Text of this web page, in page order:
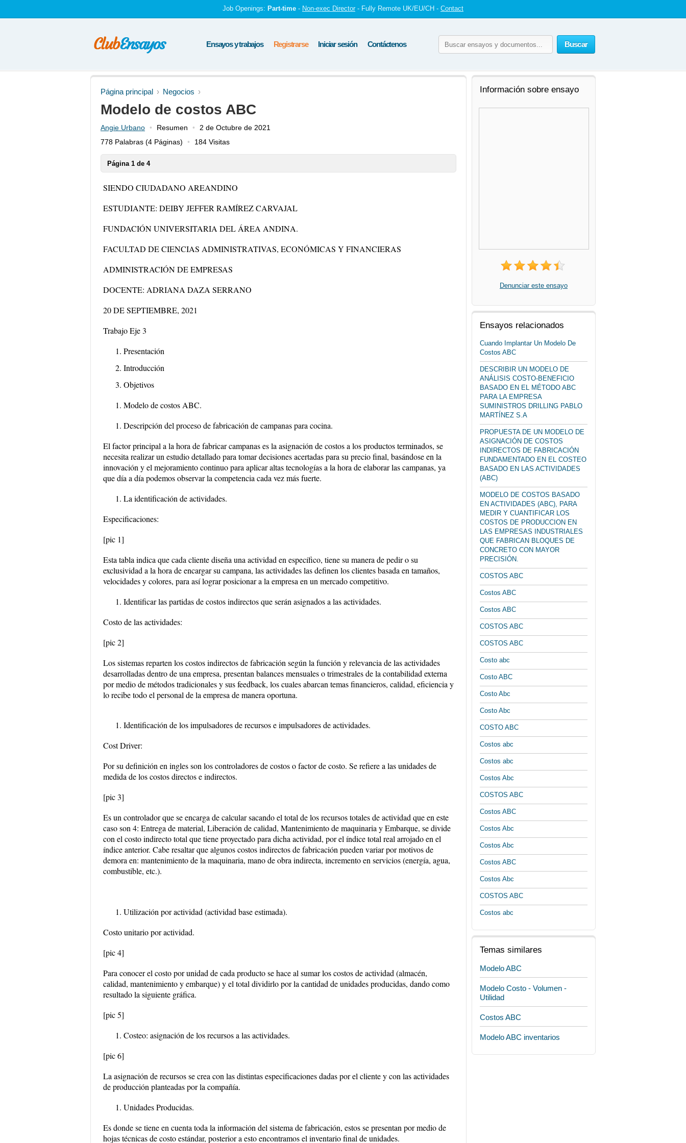
Job Openings: Part-time - Non-exec Director - Fully Remote UK/EU/CH - Contact
Buscar
Ensayos y trabajos Registrarse Iniciar sesión Contáctenos
Página principal Negocios
Modelo de costos ABC
Angie Urbano Resumen
2 de Octubre de 2021
778 Palabras (4 Páginas) 184 Visitas
Página 1 de 4
SIENDO CIUDADANO AREANDINO
ESTUDIANTE: DEIBY JEFFER RAMÍREZ CARVAJAL
FUNDACIÓN UNIVERSITARIA DEL ÁREA ANDINA.
FACULTAD DE CIENCIAS ADMINISTRATIVAS, ECONÓMICAS Y FINANCIERAS
ADMINISTRACIÓN DE EMPRESAS
DOCENTE: ADRIANA DAZA SERRANO
20 DE SEPTIEMBRE, 2021
Trabajo Eje 3
Presentación
Introducción
Objetivos
Modelo de costos ABC.
Descripción del proceso de fabricación de campanas para cocina.
El factor principal a la hora de fabricar campanas es la asignación de costos a los productos terminados, se
necesita realizar un estudio detallado para tomar decisiones acertadas para su precio final, basándose en la
innovación y el mejoramiento continuo para aplicar altas tecnologías a la hora de elaborar las campanas, ya
que día a día podemos observar la competencia cada vez más fuerte.
La identificación de actividades.
Especificaciones:
[pic 1]
Esta tabla indica que cada cliente diseña una actividad en específico, tiene su manera de pedir o su
exclusividad a la hora de encargar su campana, las actividades las definen los clientes basada en tamaños,
velocidades y colores, para así lograr posicionar a la empresa en un mercado competitivo.
Identificar las partidas de costos indirectos que serán asignados a las actividades.
Costo de las actividades:
[pic 2]
Los sistemas reparten los costos indirectos de fabricación según la función y relevancia de las actividades
desarrolladas dentro de una empresa, presentan balances mensuales o trimestrales de la contabilidad externa
por medio de métodos tradicionales y sus feedback, los cuales abarcan temas financieros, calidad, eficiencia y
lo recibe todo el personal de la empresa de manera oportuna.
Identificación de los impulsadores de recursos e impulsadores de actividades.
Cost Driver:
Por su definición en ingles son los controladores de costos o factor de costo. Se refiere a las unidades de
medida de los costos directos e indirectos.
[pic 3]
Es un controlador que se encarga de calcular sacando el total de los recursos totales de actividad que en este
caso son 4: Entrega de material, Liberación de calidad, Mantenimiento de maquinaria y Embarque, se divide
con el costo indirecto total que tiene proyectado para dicha actividad, por el índice total real arrojado en el
índice anterior. Cabe resaltar que algunos costos indirectos de fabricación pueden variar por motivos de
demora en: mantenimiento de la maquinaria, mano de obra indirecta, incremento en servicios (energía, agua,
combustible, etc.).
Utilización por actividad (actividad base estimada).
Costo unitario por actividad.
[pic 4]
Para conocer el costo por unidad de cada producto se hace al sumar los costos de actividad (almacén,
calidad, mantenimiento y embarque) y el total dividirlo por la cantidad de unidades producidas, dando como
resultado la siguiente gráfica.
[pic 5]
Costeo: asignación de los recursos a las actividades.
[pic 6]
La asignación de recursos se crea con las distintas especificaciones dadas por el cliente y con las actividades
de producción planteadas por la compañía.
Unidades Producidas.
Es donde se tiene en cuenta toda la información del sistema de fabricación, estos se presentan por medio de
hojas técnicas de costo estándar, posterior a esto encontramos el inventario final de unidades.
Información sobre ensayo
Denunciar este ensayo
Ensayos relacionados
Cuando Implantar Un Modelo De
Costos ABC
DESCRIBIR UN MODELO DE
ANÁLISIS COSTO-BENEFICIO
BASADO EN EL MÉTODO ABC
PARA LA EMPRESA
SUMINISTROS DRILLING PABLO
MARTÍNEZ S.A
PROPUESTA DE UN MODELO DE
ASIGNACIÓN DE COSTOS
INDIRECTOS DE FABRICACIÓN
FUNDAMENTADO EN EL COSTEO
BASADO EN LAS ACTIVIDADES
(ABC)
MODELO DE COSTOS BASADO
EN ACTIVIDADES (ABC), PARA
MEDIR Y CUANTIFICAR LOS
COSTOS DE PRODUCCION EN
LAS EMPRESAS INDUSTRIALES
QUE FABRICAN BLOQUES DE
CONCRETO CON MAYOR
PRECISIÓN.
COSTOS ABC
Costos ABC
Costos ABC
COSTOS ABC
COSTOS ABC
Costo abc
Costo ABC
Costo Abc
Costo Abc
COSTO ABC
Costos abc
Costos abc
Costos Abc
COSTOS ABC
Costos ABC
Costos Abc
Costos Abc
Costos ABC
Costos Abc
COSTOS ABC
Costos abc
Temas similares
Modelo ABC
Modelo Costo - Volumen -
Utilidad
Costos ABC
Modelo ABC inventarios